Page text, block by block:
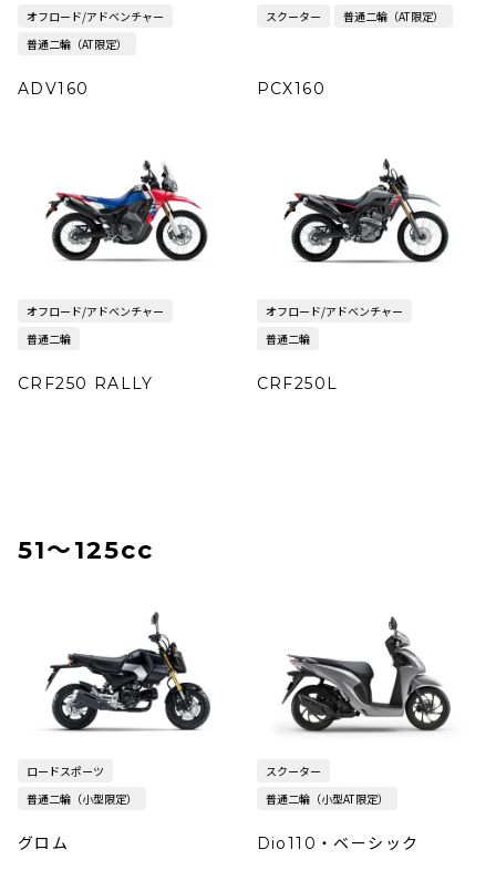
オフロード/アドベンチャー
普通二輪（AT限定）
ADV160
スクーター 普通二輪（AT限定）
PCX160
オフロード/アドベンチャー
普通二輪
CRF250 RALLY
オフロード/アドベンチャー
普通二輪
CRF250L
51〜125cc
ロードスポーツ
普通二輪（小型限定）
グロム
スクーター
普通二輪（小型AT限定）
Dio110・ベーシック